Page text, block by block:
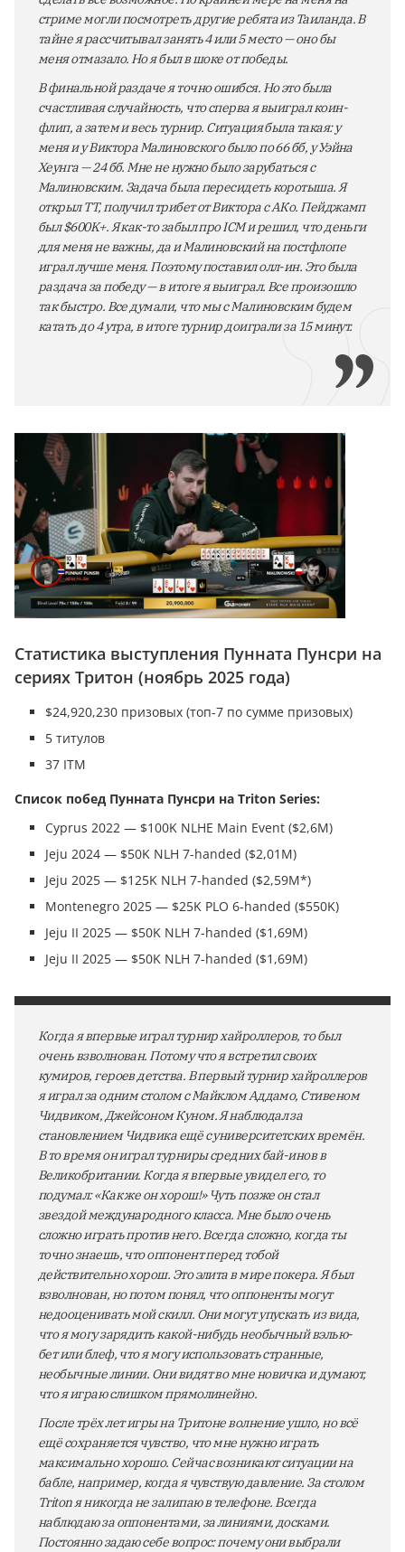
стриме могли посмотреть другие ребята из Таиланда. В
тайне я рассчитывал занять 4 или 5 место — оно бы
меня отмазало. Но я был в шоке от победы.
В финальной раздаче я точно ошибся. Но это была
счастливая случайность, что сперва я выиграл коин-
флип, а затем и весь турнир. Ситуация была такая: у
меня и у Виктора Малиновского было по 66 бб, у Уэйна
Хеунга — 24 бб. Мне не нужно было зарубаться с
Малиновским. Задача была пересидеть коротыша. Я
открыл ТТ, получил трибет от Виктора с АКо. Пейджамп
был $600K+. Я как-то забыл про ICM и решил, что деньги
для меня не важны, да и Малиновский на постфлопе
играл лучше меня. Поэтому поставил олл-ин. Это была
раздача за победу — в итоге я выиграл. Все произошло
так быстро. Все думали, что мы с Малиновским будем
катать до 4 утра, в итоге турнир доиграли за 15 минут.
Статистика выступления Пунната Пунсри на
сериях Тритон (ноябрь 2025 года)
$24,920,230 призовых (топ-7 по сумме призовых)
5 титулов
37 ITM
Список побед Пунната Пунсри на Triton Series:
Cyprus 2022 — $100K NLHE Main Event ($2,6M)
Jeju 2024 — $50K NLH 7-handed ($2,01M)
Jeju 2025 — $125K NLH 7-handed ($2,59M*)
Montenegro 2025 — $25K PLO 6-handed ($550K)
Jeju II 2025 — $50K NLH 7-handed ($1,69M)
Jeju II 2025 — $50K NLH 7-handed ($1,69M)
Когда я впервые играл турнир хайроллеров, то был
очень взволнован. Потому что я встретил своих
кумиров, героев детства. В первый турнир хайроллеров
я играл за одним столом с Майклом Аддамо, Стивеном
Чидвиком, Джейсоном Куном. Я наблюдал за
становлением Чидвика ещё с университетских времён.
В то время он играл турниры средних бай-инов в
Великобритании. Когда я впервые увидел его, то
подумал: «Как же он хорош!» Чуть позже он стал
звездой международного класса. Мне было очень
сложно играть против него. Всегда сложно, когда ты
точно знаешь, что оппонент перед тобой
действительно хорош. Это элита в мире покера. Я был
взволнован, но потом понял, что оппоненты могут
недооценивать мой скилл. Они могут упускать из вида,
что я могу зарядить какой-нибудь необычный вэлью-
бет или блеф, что я могу использовать странные,
необычные линии. Они видят во мне новичка и думают,
что я играю слишком прямолинейно.
После трёх лет игры на Тритоне волнение ушло, но всё
ещё сохраняется чувство, что мне нужно играть
максимально хорошо. Сейчас возникают ситуации на
бабле, например, когда я чувствую давление. За столом
Triton я никогда не залипаю в телефоне. Всегда
наблюдаю за оппонентами, за линиями, досками.
Постоянно задаю себе вопрос: почему они выбрали